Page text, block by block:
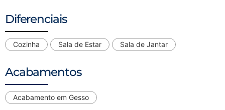
Diferenciais
Cozinha Sala de Estar Sala de Jantar
Acabamentos
Acabamento em Gesso